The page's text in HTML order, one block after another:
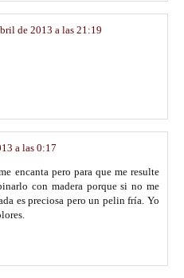
de 2013 a las 21:19
a las 0:17
encanta pero para que me resulte
con madera porque si no me
es preciosa pero un pelin fría. Yo